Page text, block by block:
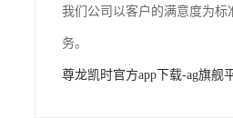
我们公司以客户的满意度为
务。
尊龙凯时官方app下载-ag旗舰